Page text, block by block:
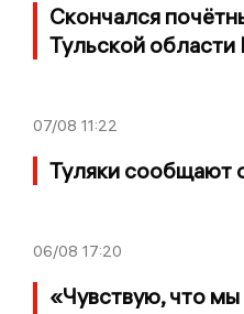
Скончался
Тульской области
07/08 11:22
Туляки сообщают
06/08 17:20
«Чувствую, что